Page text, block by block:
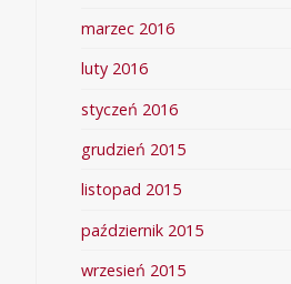
marzec 2016
luty 2016
styczeń 2016
grudzień 2015
listopad 2015
październik 2015
wrzesień 2015